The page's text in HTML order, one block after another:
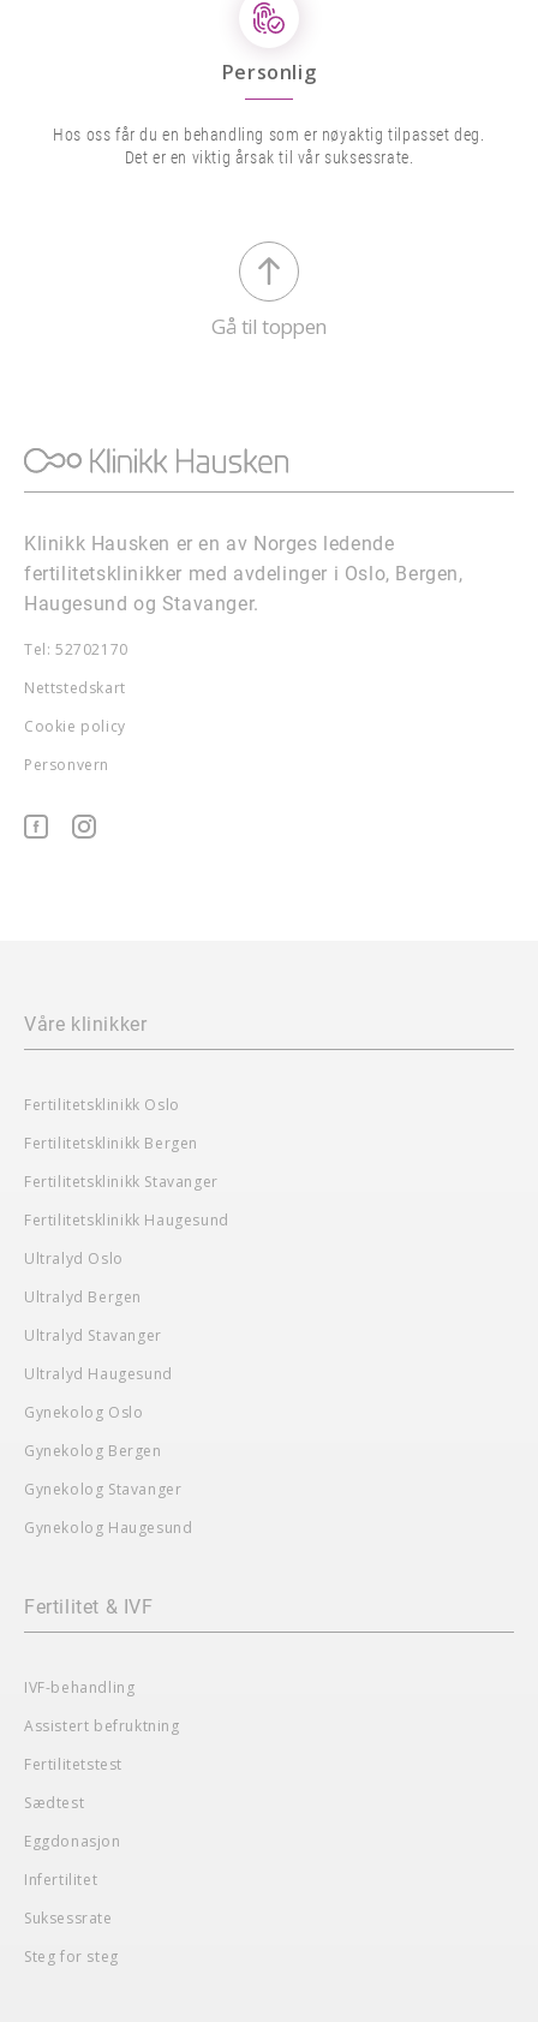
Personlig
Hos oss får du en behandling som er nøyaktig tilpasset deg.
Det er en viktig årsak til vår suksessrate.
Gå til toppen
Klinikk Hausken er en av Norges ledende
fertilitetsklinikker med avdelinger i Oslo, Bergen,
Haugesund og Stavanger.
Tel: 52702170
Nettstedskart
Cookie policy
Personvern
Våre klinikker
Fertilitetsklinikk Oslo
Fertilitetsklinikk Bergen
Fertilitetsklinikk Stavanger
Fertilitetsklinikk Haugesund
Ultralyd Oslo
Ultralyd Bergen
Ultralyd Stavanger
Ultralyd Haugesund
Gynekolog Oslo
Gynekolog Bergen
Gynekolog Stavanger
Gynekolog Haugesund
Fertilitet & IVF
IVF-behandling
Assistert befruktning
Fertilitetstest
Sædtest
Eggdonasjon
Infertilitet
Suksessrate
Steg for steg